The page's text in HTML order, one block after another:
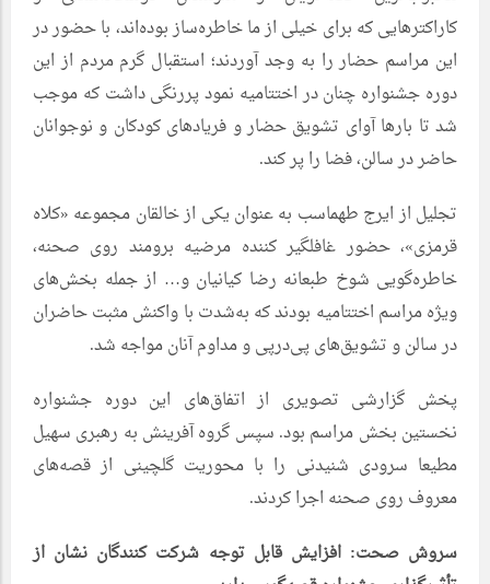
کاراکترهایی که برای خیلی از ما خاطره‌ساز بوده‌اند، با حضور در
این مراسم حضار را به وجد آوردند؛ استقبال گرم مردم از این
دوره جشنواره چنان در اختتامیه نمود پررنگی داشت که موجب
شد تا بارها آوای تشویق حضار و فریادهای کودکان و نوجوانان
حاضر در سالن، فضا را پر کند.
تجلیل از ایرج طهماسب به عنوان یکی از خالقان مجموعه «کلاه
قرمزی»، حضور غافلگیر کننده مرضیه برومند روی صحنه،
خاطره‌گویی شوخ طبعانه رضا کیانیان و… از جمله بخش‌های
ویژه مراسم اختتامیه بودند که به‌شدت با واکنش مثبت حاضران
در سالن و تشویق‌های پی‌درپی و مداوم آنان مواجه شد.
پخش گزارشی تصویری از اتفاق‌های این دوره جشنواره
نخستین بخش مراسم بود. سپس گروه آفرینش به رهبری سهیل
مطیعا سرودی شنیدنی را با محوریت گلچینی از قصه‌های
معروف روی صحنه اجرا کردند.
سروش صحت: افزایش قابل توجه شرکت کنندگان نشان از